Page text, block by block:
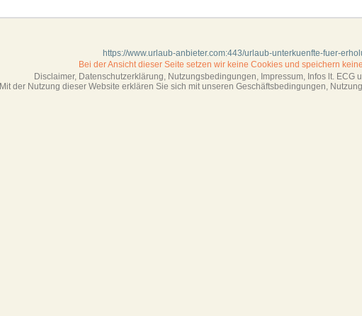
https://www.urlaub-anbieter.com:443/urlaub-unterkuenfte-fuer-
Bei der Ansicht dieser Seite setzen wir keine Cookies und speichern
Disclaimer, Datenschutzerklärung, Nutzungsbedingungen, Impressum, Infos lt. ECG
Mit der Nutzung dieser Website erklären Sie sich mit unseren Geschäftsbedin­gungen,